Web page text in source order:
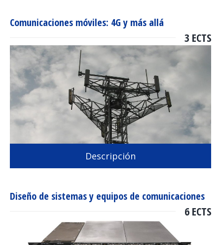
Comunicaciones móviles: 4G y más allá
3 ECTS
Descripción
Diseño de sistemas y equipos de comunicaciones
6 ECTS